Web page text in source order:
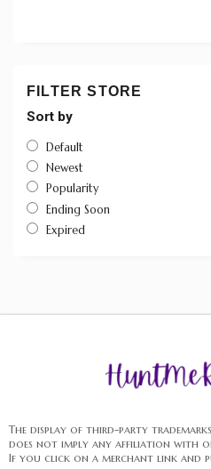
FILTER STORE
Sort by
Default
Newest
Popularity
Ending Soon
Expired
The display of third-party
does not imply any affiliation with or
If you click on a merchant link and